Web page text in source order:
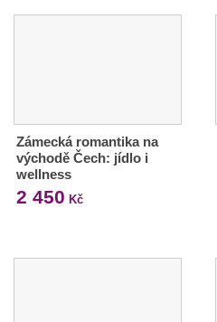
Zámecká romantika na
východě Čech: jídlo i
wellness
2 450 Kč